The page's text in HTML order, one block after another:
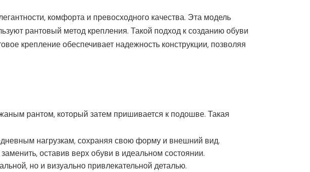
комфорта и превосходного качества. Эта модель
рантовый метод крепления. Такой подход к созданию обуви
крепление обеспечивает надежность конструкции, позволяя
рантом, который затем пришивается к подошве. Такая
нагрузкам, сохраняя свою форму и внешний вид.
оставив верх обуви в идеальном состоянии.
но и визуально привлекательной деталью.